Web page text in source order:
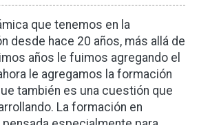
que tenemos en la
desde hace 20 años, más allá de
años le fuimos agregando el
le agregamos la formación
también es una cuestión que
La formación en